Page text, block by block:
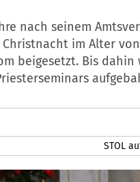
nach seinem
im Alter
beigesetzt. Bis
STOL